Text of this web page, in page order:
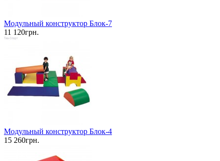
Модульный конструктор Блок-7
11 120грн.
Модульный конструктор Блок-4
15 260грн.